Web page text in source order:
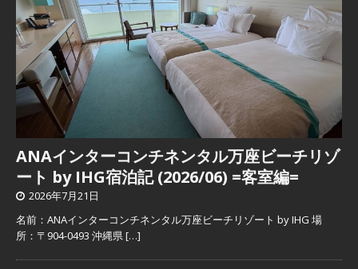
ANAインターコンチネンタル万座ビーチリゾ
ート by IHG宿泊記 (2026/06) =客室編=
2026年7月21日
名前：ANAインターコンチネンタル万座ビーチリゾート by IHG 場
所：〒904-0493 沖縄県[…]